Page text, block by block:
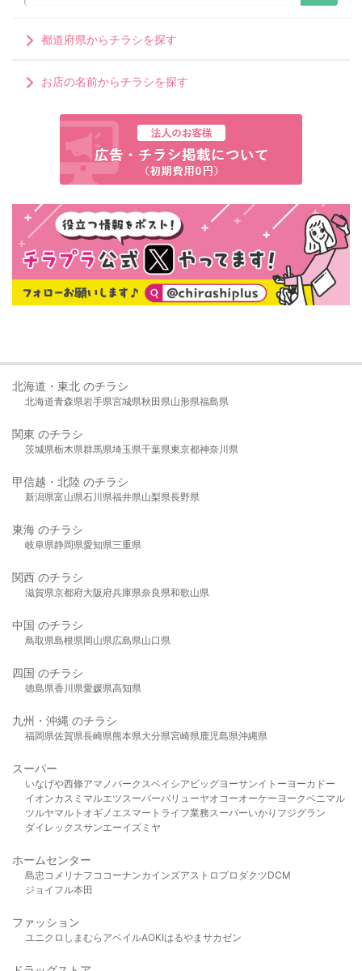
都道府県からチラシを探す
お店の名前からチラシを探す
北海道・東北 のチラシ
北海道青森県岩手県宮城県秋田県山形県福島県
関東 のチラシ
茨城県栃木県群馬県埼玉県千葉県東京都神奈川県
甲信越・北陸 のチラシ
新潟県富山県石川県福井県山梨県長野県
東海 のチラシ
岐阜県静岡県愛知県三重県
関西 のチラシ
滋賀県京都府大阪府兵庫県奈良県和歌山県
中国 のチラシ
鳥取県島根県岡山県広島県山口県
四国 のチラシ
徳島県香川県愛媛県高知県
九州・沖縄 のチラシ
福岡県佐賀県長崎県熊本県大分県宮崎県鹿児島県沖縄県
スーパー
いなげや西條アマノパークスベイシア ビッグヨーサンイトーヨーカドー
イオンカスミ マルエツスーパーバリューヤオコーオーケー ヨークベニマル
ツルヤマルト オギノ エスマート ライフ業務スーパーいかり フジグラン
ダイレックスサンエーイズミヤ
ホームセンター
島忠 コメリ ナフコ コーナンカインズアストロプロダクツDCM
ジョイフル本田
ファッション
ユニクロ しまむら アベイルAOKIはるやま サカゼン